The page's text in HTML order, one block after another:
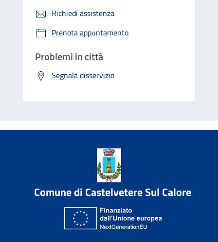
Richiedi assistenza
Prenota appuntamento
Problemi in città
Segnala disservizio
Comune di Castelvetere Sul Calore